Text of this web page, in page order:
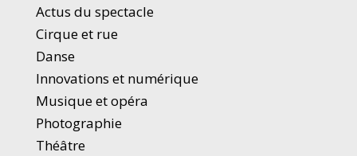
Actus du spectacle
Cirque et rue
Danse
Innovations et numérique
Musique et opéra
Photographie
Théâtre